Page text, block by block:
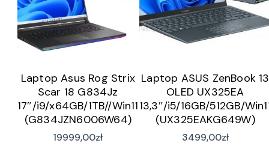
Laptop Asus Rog Strix
Scar 18 G834Jz
17″/i9/x64GB/1TB//Win11
(G834JZN6006W64)
19999,00zł
Laptop ASUS ZenBook 13
OLED UX325EA
13,3″/i5/16GB/512GB/
(UX325EAKG649W)
3499,00zł